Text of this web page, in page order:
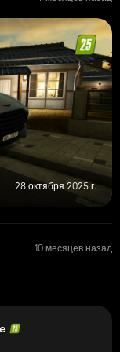
28 октября 2025 г.
10 месяцев назад